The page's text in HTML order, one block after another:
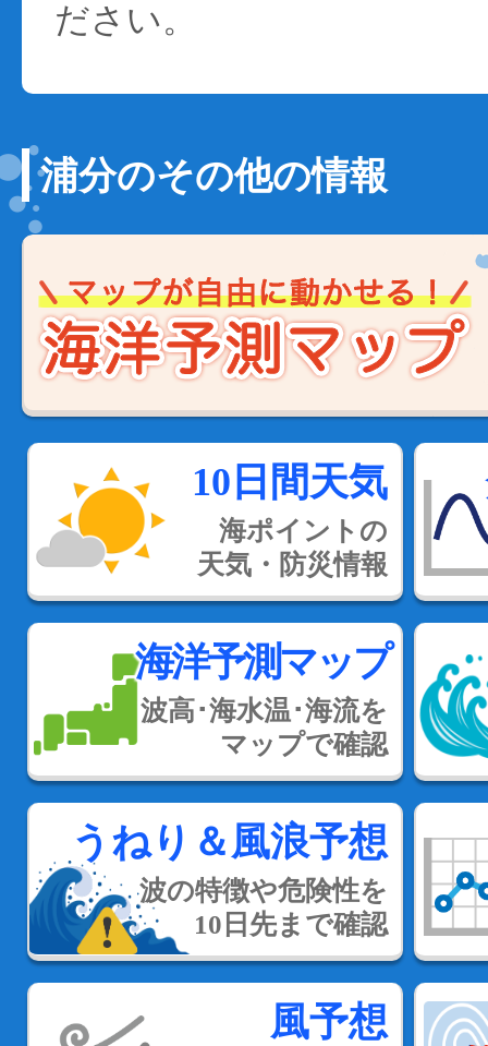
ださい。
浦分のその他の情報
10日間天気
海ポイントの
天気・防災情報
海洋予測マップ
波高･海水温･海流を
マップで確認
うねり＆風浪予想
波の特徴や危険性を
10日先まで確認
風予想